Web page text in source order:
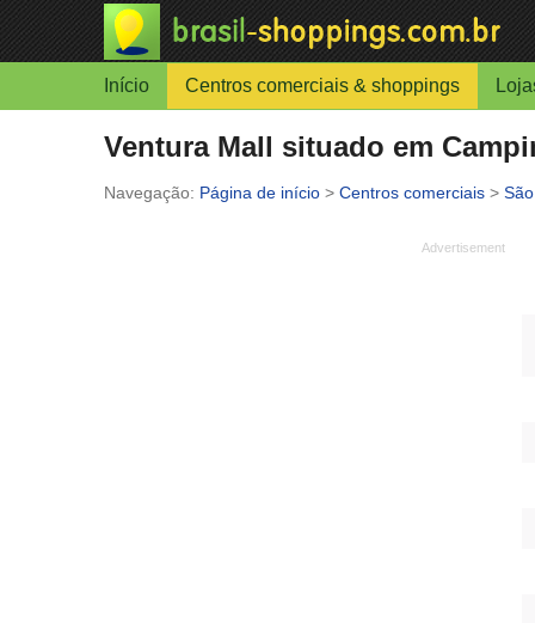
Início Centros comerciais & shoppings
Ventura Mall situado em
Página de início > Centros comerciais >